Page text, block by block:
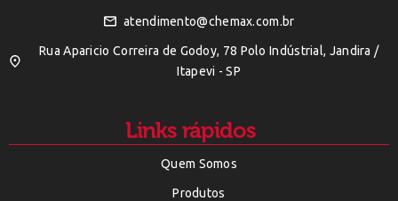
atendimento@chemax.com.br
Rua Aparicio Correira de Godoy, 78 Polo Indústrial, Jandira /
Itapevi - SP
Links rápidos
Quem Somos
Produtos